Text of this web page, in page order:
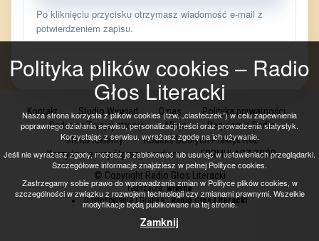
Po kliknięciu przycisku otrzymasz wiadomość e-mail z
potwierdzeniem zapisu.
Kontakt Studio Wywiad O nas
Polityka prywatności
Radio na Twojej stronie
Misja
Regulamin Radia
Oferta reklamy
Kodeks Dobrych Praktyk RGL
Korzyści ze współpracy z radiem
FORMULARZ ZGÓD
© Copyright Radio Głos Literacki
realizacja:własna
Dostosowanie i Grafika:: Radio Głos Literacki
Polityka plików cookies – Radio
Głos Literacki
Nasza strona korzysta z plików cookies (tzw. „ciasteczek”) w celu zapewnienia
poprawnego działania serwisu, personalizacji treści oraz prowadzenia statystyk.
Korzystając z serwisu, wyrażasz zgodę na ich używanie.
Jeśli nie wyrażasz zgody, możesz je zablokować lub usunąć w ustawieniach przeglądarki.
Szczegółowe informacje znajdziesz w pełnej Polityce cookies.
Zastrzegamy sobie prawo do wprowadzania zmian w Polityce plików cookies, w
szczególności w związku z rozwojem technologii czy zmianami prawnymi. Wszelkie
modyfikacje będą publikowane na tej stronie.
Zamknij